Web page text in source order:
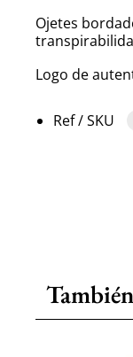
Ojetes
Logo de
Ref / SKU